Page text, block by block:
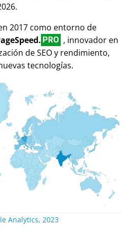
2017 como entorno de
PRO , innovador en
de SEO y rendimiento,
tecnologías.
Analytics, 2023